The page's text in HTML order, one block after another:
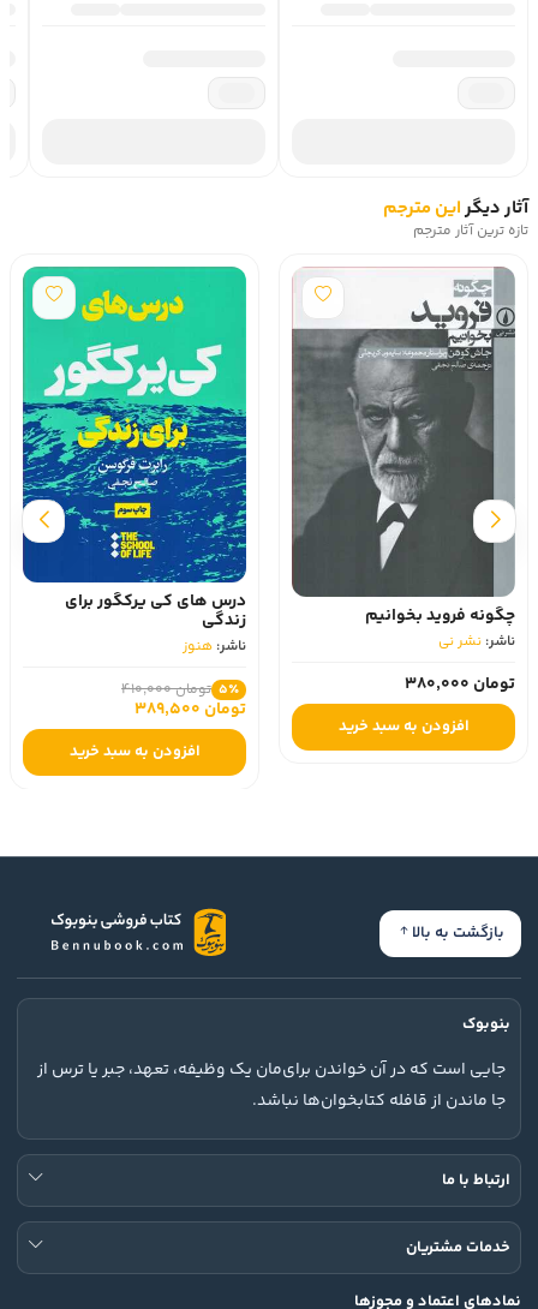
آثار دیگراین مترجم
تازه ترین آثار مترجم
چگونه فروید بخوانیم
ناشر: نشر نی
تومان 380,000
افزودن به سبد خرید
درس های کی یرکگور برای
زندگی
ناشر: هنوز
5٪ تومان 410,000
تومان 389,500
افزودن به سبد خرید
بازگشت به بالا
بنوبوک
جایی است که در آن خواندن برای‌مان یک وظیفه، تعهد، جبر یا ترس از
جا ماندن از قافله کتابخوان‌ها نباشد.
ارتباط با ما
خدمات مشتریان
نمادهای اعتماد و مجوزها